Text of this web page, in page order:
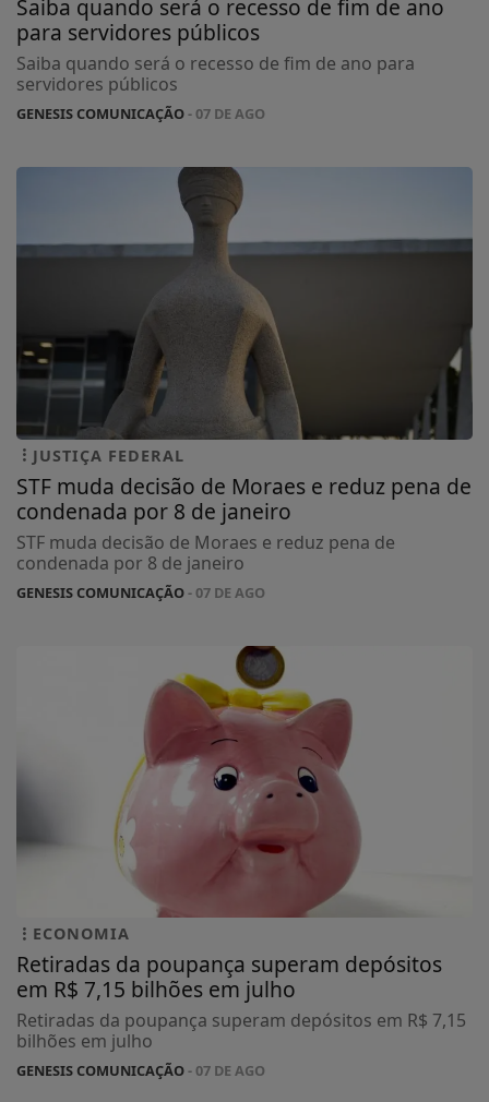
Saiba quando será o recesso de fim de ano
para servidores públicos
Saiba quando será o recesso de fim de ano para
servidores públicos
GENESIS COMUNICAÇÃO- 07 DE AGO
JUSTIÇA FEDERAL
STF muda decisão de Moraes e reduz pena de
condenada por 8 de janeiro
STF muda decisão de Moraes e reduz pena de
condenada por 8 de janeiro
GENESIS COMUNICAÇÃO- 07 DE AGO
ECONOMIA
Retiradas da poupança superam depósitos
em R$ 7,15 bilhões em julho
Retiradas da poupança superam depósitos em R$ 7,15
bilhões em julho
GENESIS COMUNICAÇÃO- 07 DE AGO